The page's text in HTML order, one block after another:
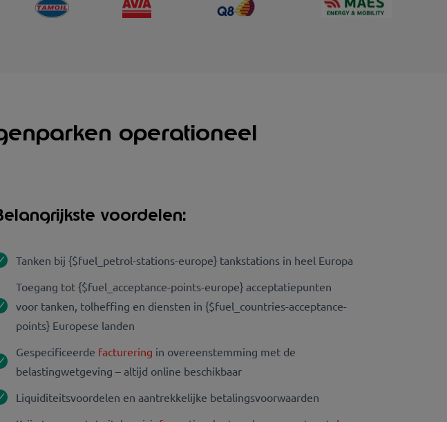
operationeel
voordelen:
Tanken bij {$fuel_petrol-stations-europe} tankstations in heel Europa
Toegang tot {$fuel_acceptance-points-europe} acceptatiepunten
voor tanken, tolheffing en diensten in {$fuel_countries-acceptance-
points} Europese landen
Gespecificeerde facturering in overeenstemming met de
belastingwetgeving – altijd online beschikbaar
Liquiditeitsvoordelen en aantrekkelijke betalingsvoorwaarden